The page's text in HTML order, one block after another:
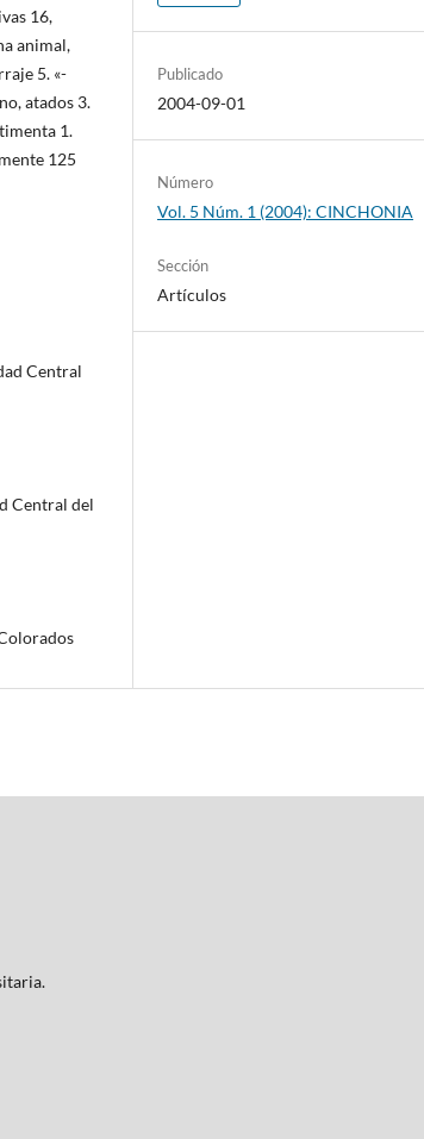
16,
animal,
5. «-
atados 3.
1.
125
Central
Central del
Publicado
2004-09-01
Número
Vol. 5 Núm. 1 (2004): CINCHONIA
Sección
Artículos